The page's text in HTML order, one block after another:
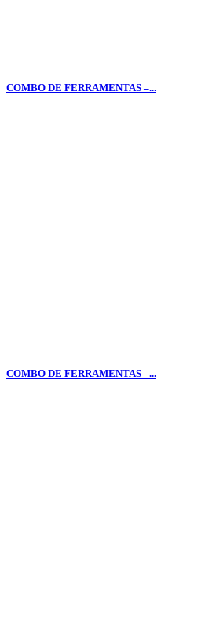
COMBO DE FERRAMENTAS –...
COMBO DE FERRAMENTAS –...